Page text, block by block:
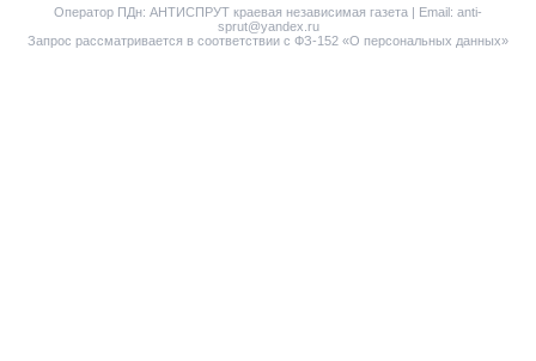
Оператор ПДн: АНТИСПРУТ краевая независимая газета | Email: anti-
sprut@yandex.ru
Запрос рассматривается в соответствии с ФЗ-152 «О персональных данных»